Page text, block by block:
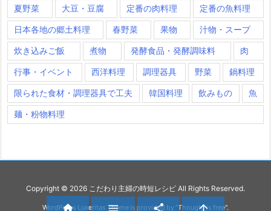
夏野菜 大豆・豆腐 定番の肉料理 定番の魚料理
日本各地の郷土料理 春野菜 果物 汁物・スープ
炊き込みご飯 煮物 発酵食品・発酵調味料 肉
行事・イベント 西洋料理 調理器具 野菜 鍋料理
限られた食材・調理器具で工夫 韓国料理 飲みもの 魚
麺・粉物料理
Copyright © 2026 こだわり主婦の時短レシピ All Rights Reserved.
WordPress Luxeritas Theme is provided by "Thought is free".
   